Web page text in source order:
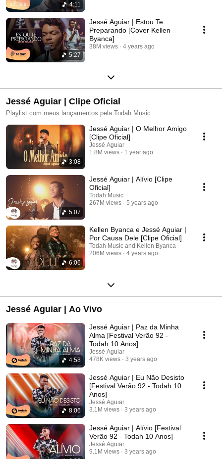
4:11
5:27
Jessé Aguiar | Estou Te
Preparando [Cover Kellen
Byanca]
38M views 4 years ago
Jessé Aguiar | Clipe Oficial
Playlist com meus lançamentos pela Todah Music.
3:08
Jessé Aguiar | O Melhor Amigo
[Clipe Oficial]
Jessé Aguiar
1.8M views
1 year ago
5:07
Jessé Aguiar | Alívio [Clipe
Oficial]
Todah Music
267M views
5 years ago
6:06
Kellen Byanca e Jessé Aguiar |
Por Causa Dele [Clipe Oficial]
Todah Music and Kellen Byanca
206M views
4 years ago
Jessé Aguiar | Ao Vivo
4:58
Jessé Aguiar | Paz da Minha
Alma [Festival Verão 92 -
Todah 10 Anos]
Jessé Aguiar
478K views
3 years ago
8:06
Jessé Aguiar | Eu Não Desisto
[Festival Verão 92 - Todah 10
Anos]
Jessé Aguiar
3.1M views
3 years ago
Jessé Aguiar | Alívio [Festival
Verão 92 - Todah 10 Anos]
Jessé Aguiar
9.1M views
3 years ago